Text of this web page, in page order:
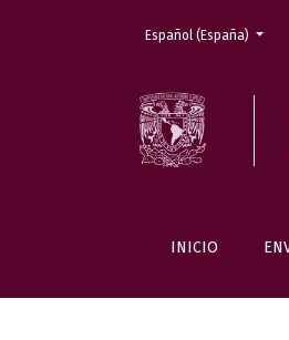
INICIO
Cambiar el idioma. El
Español (España)